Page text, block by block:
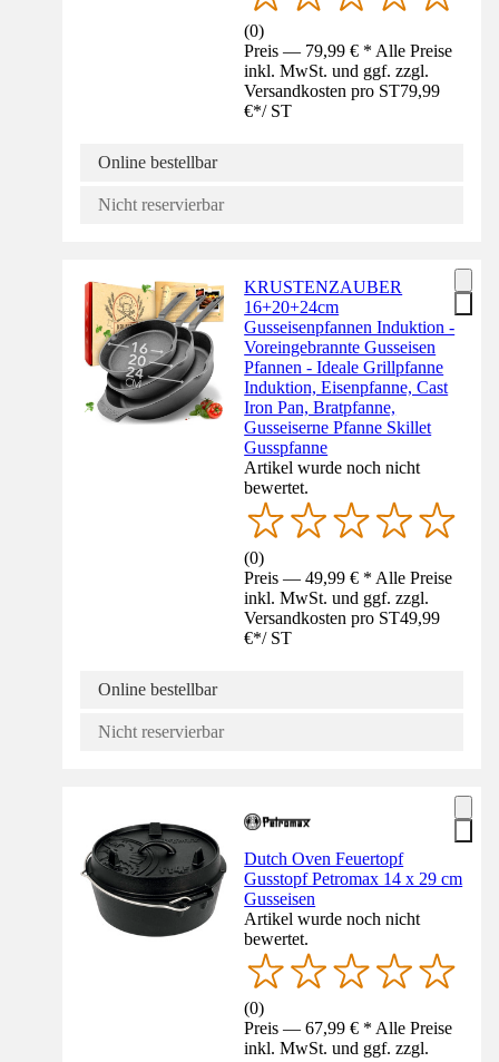
(0)
Preis — 79,99 € * Alle Preise
inkl. MwSt. und ggf. zzgl.
Versandkosten pro ST79,99
€*/ ST
Online bestellbar
Nicht reservierbar
KRUSTENZAUBER
16+20+24cm
Gusseisenpfannen Induktion -
Voreingebrannte Gusseisen
Pfannen - Ideale Grillpfanne
Induktion, Eisenpfanne, Cast
Iron Pan, Bratpfanne,
Gusseiserne Pfanne Skillet
Gusspfanne
Artikel wurde noch nicht
bewertet.
(0)
Preis — 49,99 € * Alle Preise
inkl. MwSt. und ggf. zzgl.
Versandkosten pro ST49,99
€*/ ST
Online bestellbar
Nicht reservierbar
Dutch Oven Feuertopf
Gusstopf Petromax 14 x 29 cm
Gusseisen
Artikel wurde noch nicht
bewertet.
(0)
Preis — 67,99 € * Alle Preise
inkl. MwSt. und ggf. zzgl.